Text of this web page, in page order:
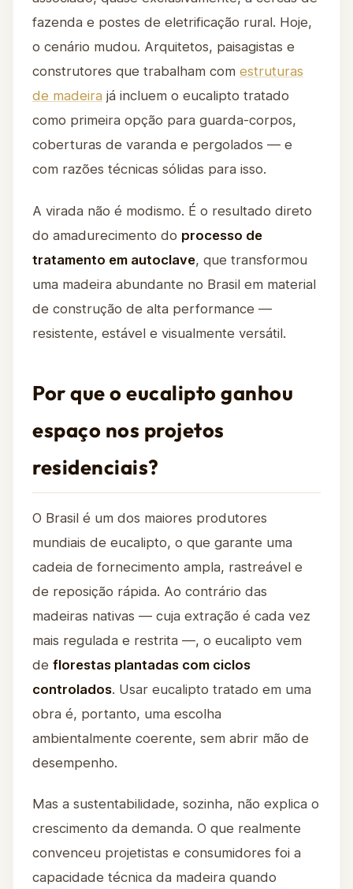
fazenda e postes de eletrificação rural. Hoje,
o cenário mudou. Arquitetos, paisagistas e
construtores que trabalham com estruturas
de madeira já incluem o eucalipto tratado
como primeira opção para guarda-corpos,
coberturas de varanda e pergolados — e
com razões técnicas sólidas para isso.
A virada não é modismo. É o resultado direto
do amadurecimento do processo de
tratamento em autoclave, que transformou
uma madeira abundante no Brasil em material
de construção de alta performance —
resistente, estável e visualmente versátil.
Por que o eucalipto ganhou
espaço nos projetos
residenciais?
O Brasil é um dos maiores produtores
mundiais de eucalipto, o que garante uma
cadeia de fornecimento ampla, rastreável e
de reposição rápida. Ao contrário das
madeiras nativas — cuja extração é cada vez
mais regulada e restrita —, o eucalipto vem
de florestas plantadas com ciclos
controlados. Usar eucalipto tratado em uma
obra é, portanto, uma escolha
ambientalmente coerente, sem abrir mão de
desempenho.
Mas a sustentabilidade, sozinha, não explica o
crescimento da demanda. O que realmente
convenceu projetistas e consumidores foi a
capacidade técnica da madeira quando